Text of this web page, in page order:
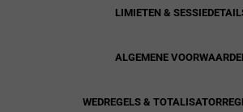
LIMIETEN &
ALGEMENE
WEDREGELS &